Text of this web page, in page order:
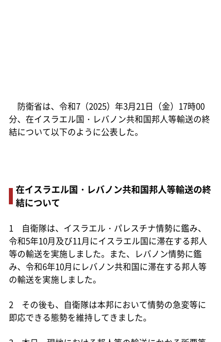
防衛省は、令和7（2025）年3月21日（金）17時00
分、在イスラエル国・レバノン共和国邦人等輸送の終
結について以下のように公表した。
在イスラエル国・レバノン共和国邦人等輸送の終
結について
1 自衛隊は、イスラエル・パレスチナ情勢に鑑み、
令和5年10月及び11月にイスラエル国に滞在する邦人
等の輸送を実施しました。また、レバノン情勢に鑑
み、令和6年10月にレバノン共和国に滞在する邦人等
の輸送を実施しました。
2 その後も、自衛隊は本邦において情勢の急変等に
即応できる態勢を維持してきました。